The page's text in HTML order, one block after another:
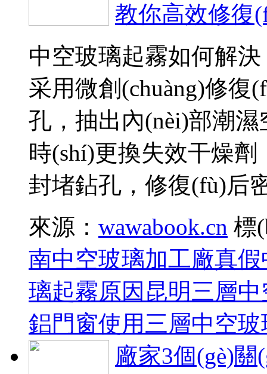
教你高效修復
中空玻璃起霧如何解決
采用微創(chuàng)修復
孔，抽出內(nèi)部潮
時(shí)更換失效干燥劑
封堵鉆孔，修復(fù)
來源： wawabook.cn 標
南中空玻璃加工廠真假
璃起霧原因 昆明三層
鋁門窗使用三層中空
廠家3個(gè)